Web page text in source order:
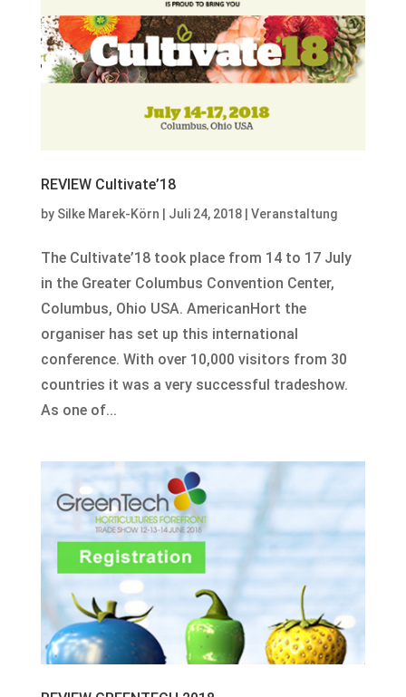
REVIEW Cultivate’18
by Silke Marek-Körn Juli 24, 2018| Veranstaltung
The Cultivate’18 took place from 14 to 17 July
in the Greater Columbus Convention Center,
Columbus, Ohio USA. AmericanHort the
organiser has set up this international
conference. With over 10,000 visitors from 30
countries it was a very successful tradeshow.
As one of...